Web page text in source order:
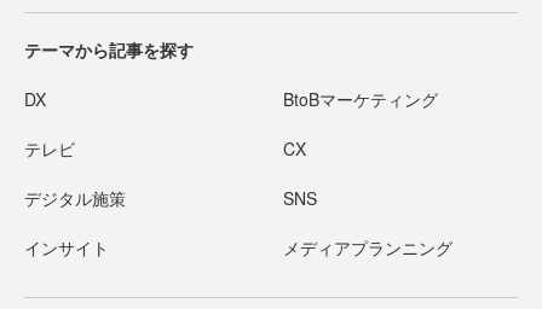
テーマから記事を探す
DX BtoBマーケティング
テレビ CX
デジタル施策 SNS
インサイト メディアプランニング